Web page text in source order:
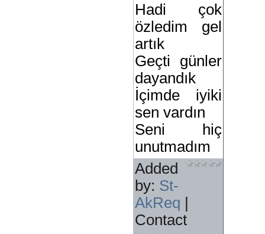
Hadi çok
özledim gel
artık
Geçti günler
dayandık
İçimde iyiki
sen vardın
Seni hiç
unutmadım
Added
by: St-
AkReq |
Contact